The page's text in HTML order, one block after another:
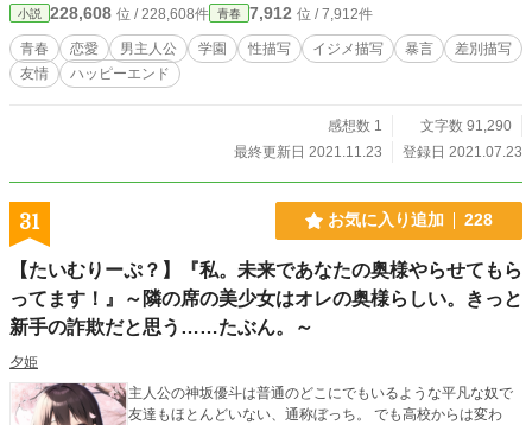
小説 228,608 位 / 228,608件 青春 7,912 位 / 7,912件
青春 恋愛 男主人公 学園 性描写 イジメ描写 暴言
差別描写
友情
ハッピーエンド
感想数 1
文字数 91,290
最終更新日 2021.11.23
登録日 2021.07.23
31 お気に入り追加 228
【たいむりーぷ？】『私。未来であなたの奥様やらせてもら
ってます！』～隣の席の美少女はオレの奥様らしい。きっと
新手の詐欺だと思う……たぶん。～
夕姫
主人公の神坂優斗は普通のどこにでもいるような平凡な奴で
友達もほとんどいない、通称ぼっち。 でも高校からは変わ